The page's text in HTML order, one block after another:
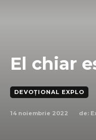
El chiar
DEVOȚIONAL EXPLO
14 noiembrie 2022 de: